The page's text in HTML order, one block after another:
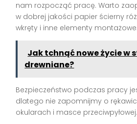
nam rozpocząć pracę. Warto
w dobrej jakości papier ścierny
wkręty i inne elementy montażowe.
Jak tchnąć nowe życie w
drewniane?
Bezpieczeństwo podczas pracy
dlatego nie zapomnijmy o
okularach i masce przeciwpyłowej.